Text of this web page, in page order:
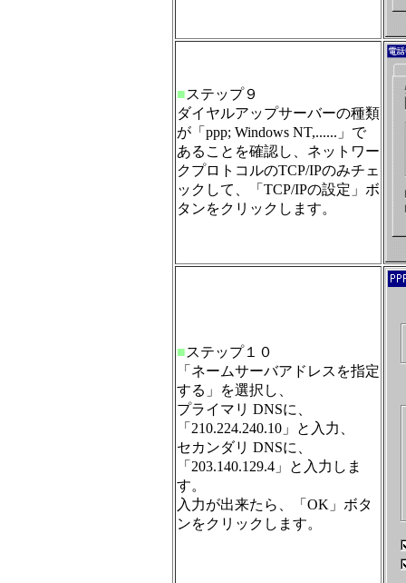
■ステップ９
ダイヤルアップサーバーの種類
が「ppp; Windows NT,......」で
あることを確認し、ネットワー
クプロトコルのTCP/IPのみチェ
ックして、「TCP/IPの設定」ボ
タンをクリックします。
■ステップ１０
「ネームサーバアドレスを指定
する」を選択し、
プライマリ DNSに、
「210.224.240.10」と入力、
セカンダリ DNSに、
「203.140.129.4」と入力しま
す。
入力が出来たら、「OK」ボタ
ンをクリックします。